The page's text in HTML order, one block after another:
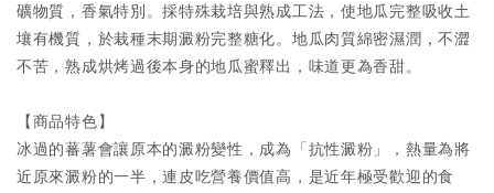
礦物質，香氣特別。採特殊栽培與熟成工法，使地瓜完整吸收土
壤有機質，於栽種末期澱粉完整糖化。地瓜肉質綿密濕潤，不澀
不苦，熟成烘烤過後本身的地瓜蜜釋出，味道更為香甜。
【商品特色】
冰過的蕃薯會讓原本的澱粉變性，成為「抗性澱粉」，熱量為將
近原來澱粉的一半，連皮吃營養價值高，是近年極受歡迎的食